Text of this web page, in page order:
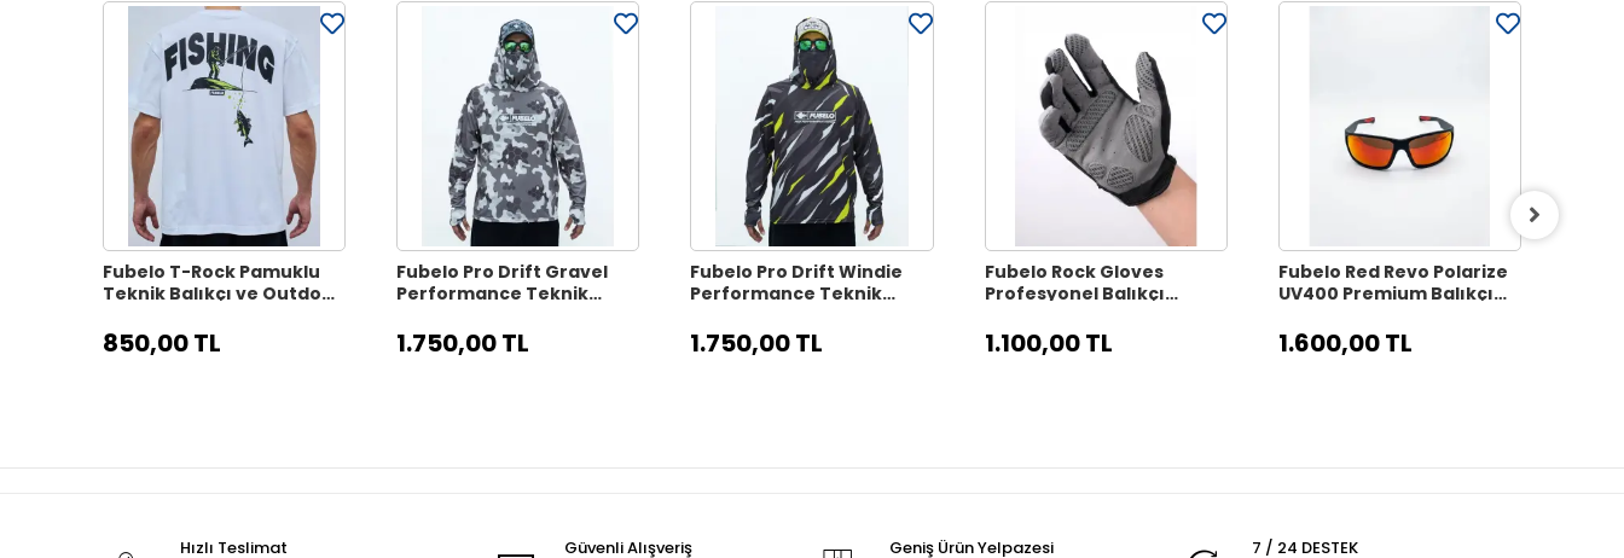
Fubelo T-Rock Pamuklu
Teknik Balıkçı ve Outdoor
850,00 TL
Fubelo Pro Drift Gravel
Performance Teknik
Tişörtü - Gri (2XL Beden)
1.750,00 TL
Fubelo Pro Drift Windie
Performance Teknik
Tişörtü - Siyah (2XL
Beden)
1.750,00 TL
Fubelo Rock Gloves
Profesyonel Balıkçı
1.100,00 TL
Fubelo Red Revo Polarize
UV400 Premium Balıkçı
1.600,00 TL
Hızlı Teslimat Güvenli Alışveriş Geniş Ürün Yelpazesi 7 / 24 DESTEK